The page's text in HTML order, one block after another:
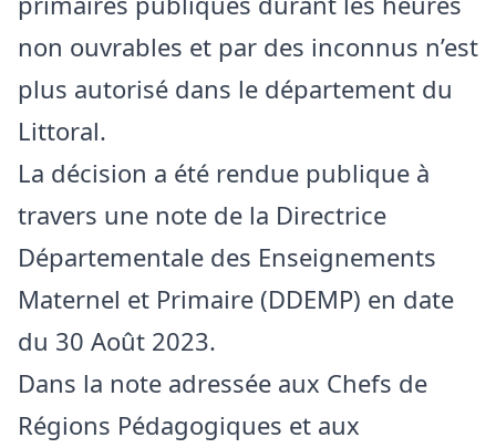
non ouvrables et par des inconnus n’est
plus autorisé dans le département du
Littoral.
La décision a été rendue publique à
travers une note de la Directrice
Départementale des Enseignements
Maternel et Primaire (DDEMP) en date
du 30 Août 2023.
Dans la note adressée aux Chefs de
Régions Pédagogiques et aux